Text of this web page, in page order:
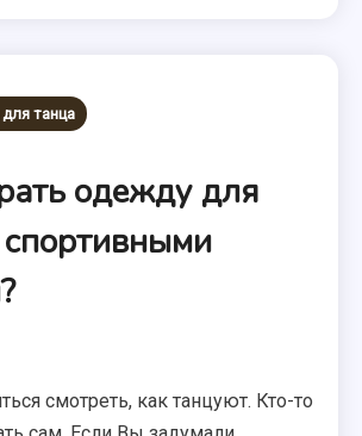
танца
одежду для
смотреть, как танцуют. Кто-то